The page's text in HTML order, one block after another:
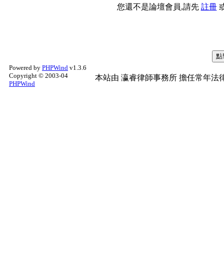
您還不是論壇會員,請先 註冊
Powered by PHPWind v1.3.6
Copyright © 2003-04
PHPWind
本站由 瀛睿律師事務所 擔任常年法